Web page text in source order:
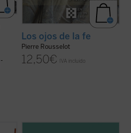
Los ojos de la fe
Pierre Rousselot
12,50€ IVA incluido